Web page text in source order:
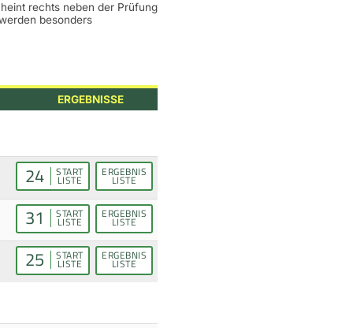
rechts neben der Prüfung
besonders
ERGEBNISSE
24 START
LISTE
ERGEBNIS
LISTE
31 START
LISTE
ERGEBNIS
LISTE
25 START
LISTE
ERGEBNIS
LISTE